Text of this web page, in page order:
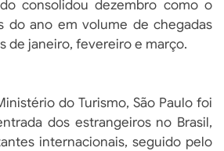
consolidou dezembro como o
do ano em volume de chegadas
de janeiro, fevereiro e março.
do Turismo, São Paulo foi
dos estrangeiros no Brasil,
internacionais, seguido pelo